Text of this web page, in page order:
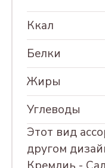
230Г
"ФРУКТЫ
Ккал
Белки
Жиры
Углеводы
Этот вид
другом